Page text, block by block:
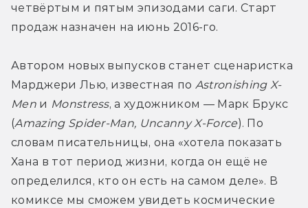
четвёртым и пятым эпизодами саги. Старт
продаж назначен на июнь 2016-го.
Автором новых выпусков станет сценаристка
Марджери Лью, известная по Astronishing X-
Men и Monstress, а художником — Марк Брукс
(Amazing Spider-Man, Uncanny X-Force). По
словам писательницы, она «хотела показать
Хана в тот период жизни, когда он ещё не
определился, кто он есть на самом деле». В
комиксе мы сможем увидеть космические